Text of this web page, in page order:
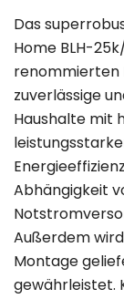
Das
Home BLH-
renommierten
zuverlässige
Haushalte mit
Abhängigkeit
Außerdem
Montage
gewährleistet.